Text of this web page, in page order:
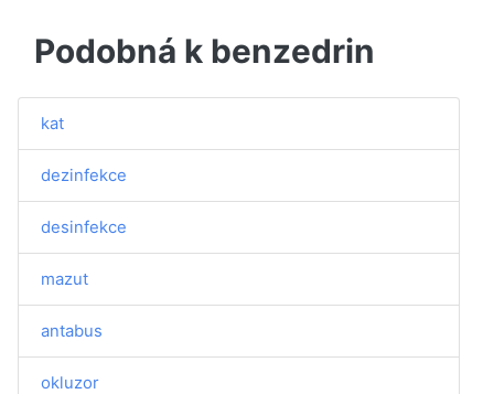
Podobná k benzedrin
kat
dezinfekce
desinfekce
mazut
antabus
okluzor